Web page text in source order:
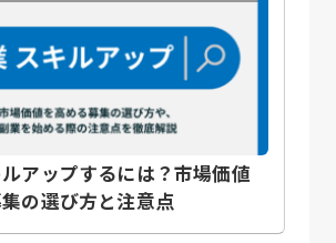
アップするには？市場価値
の選び方と注意点